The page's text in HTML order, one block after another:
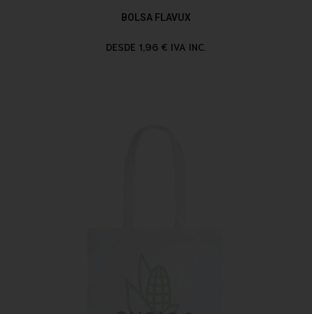
BOLSA FLAVUX
DESDE 1,96 € IVA INC.